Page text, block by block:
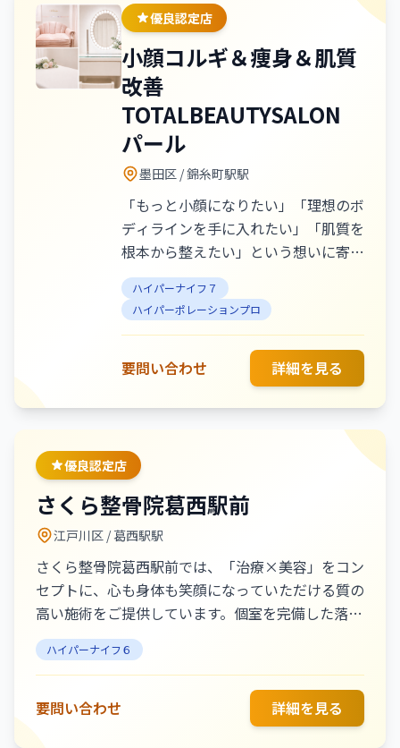
悩みに寄り添い、丁寧なカウンセリングを通して最
適な施術やホームケアをご提案します。 【人気メ
ニュー】 ・ハイパーナイフ7深部加温で集中ライン
刷新 80分 ￥8,800 ・ハイパーナイフEX&シェイプ
贅沢90分 ¥13,800 ・最新マシンEX2の90分体験
優良認定店
小顔コルギ＆痩身＆肌質
改善
TOTALBEAUTYSALON
パール
墨田区 / 錦糸町駅駅
「もっと小顔になりたい」「理想のボ
ディラインを手に入れたい」「肌質を
根本から整えたい」という想いに寄り
添うトータルビューティーサロンで
す。当サロンでは小顔コルギを中心
に、ハイパーナイフ7を用いた痩身ケ
アやフェイシャル施術を組み合わせ、
むくみ・たるみ・フェイスラインのも
たつきにしっかりアプローチいたしま
す。お肌のお悩みには肌質改善メニュ
ーをご用意し、毛穴・くすみ・乾燥・
エイジングケアまで幅広く対応してお
ります。一人ひとりのお悩みに合わせ
た丁寧な施術で、肌本来の美しさを引
き出し「鏡を見るのが楽しみになる
心して受けていただけるよう、カウン
セリングから丁寧に寄り添い、無理の
ないペースで理想の美しさをサポート
いたします。上質な空間の中で、日常
の疲れを癒しながら美しさと自信を育
む特別な時間をご提供いたします。お
気軽にご相談ください。ありがとうご
ハイパーナイフ７
ハイパーポレーションプロ
要問い合わせ 詳細を見る
優良認定店
さくら整骨院葛西駅前
江戸川区 / 葛西駅駅
さくら整骨院葛西駅前では、「治療×美容」をコン
セプトに、心も身体も笑顔になっていただける質の
高い施術をご提供しています。個室を完備した落ち
着いた空間で、国家資格を持つ女性スタッフが一人
ひとりのお悩みに丁寧に寄り添い、安心して施術を
受けていただけます。人気のハイパーナイフをはじ
め、コルギ、美容鍼、フェイシャルEMSなど美容メ
ニューも豊富にご用意。身体の不調ケアから小顔・
ハイパーナイフ６
要問い合わせ 詳細を見る